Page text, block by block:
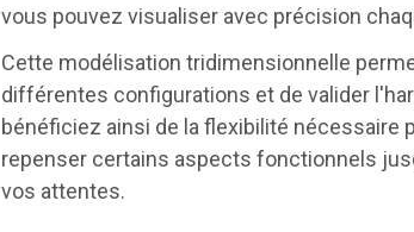
vous pouvez visualiser avec précision
Cette modélisation tridimensionnelle
différentes configurations et de valider
bénéficiez ainsi de la flexibilité
repenser certains aspects fonctionnels
vos attentes.